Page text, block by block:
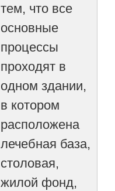
тем, что все
основные
процессы
проходят в
одном здании,
в котором
расположена
лечебная база,
столовая,
жилой фонд,